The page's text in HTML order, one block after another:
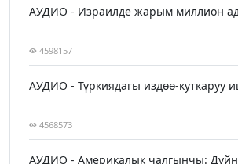
АУДИО - Израилде жарым миллион
4598157
АУДИО - Түркиядагы издөө-куткаруу
4568573
АУДИО - Америкалык чалгынчы: